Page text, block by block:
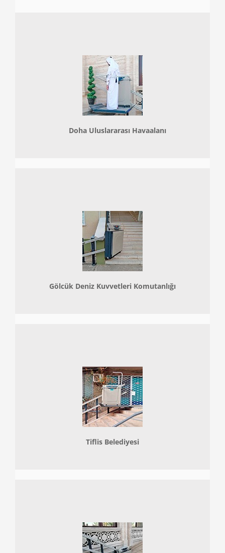
Doha Uluslararası Havaalanı
Gölcük Deniz Kuvvetleri Komutanlığı
Tiflis Belediyesi